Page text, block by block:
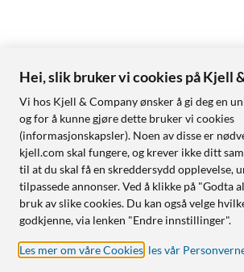
Hei, slik bruker vi cookies på Kjell
Vi hos Kjell & Company ønsker å gi deg en
og for å kunne gjøre dette bruker vi cookies
(informasjonskapsler). Noen av disse er
kjell.com skal fungere, og krever ikke ditt
til at du skal få en skreddersydd opplevelse,
tilpassede annonser. Ved å klikke på "Godta
bruk av slike cookies. Du kan også velge
godkjenne, via lenken "Endre innstillinger".
Les mer om våre Cookies les vår